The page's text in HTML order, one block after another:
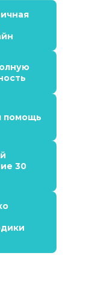
помощь
30